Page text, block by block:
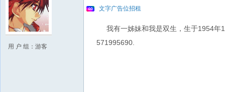
用 户 组：游客
文字广告位招租
我有一姊妹和我是双生，生于1954年
571995690.